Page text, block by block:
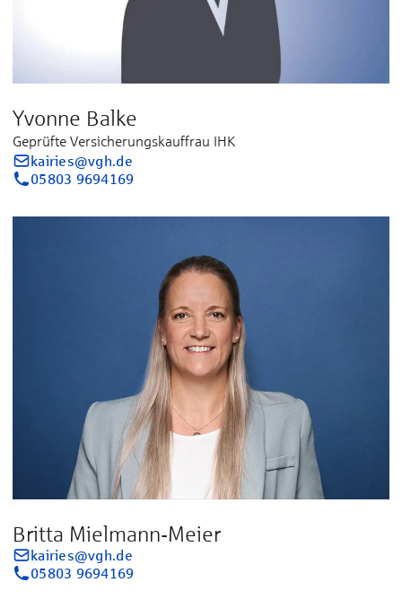
Yvonne Balke
Geprüfte Versicherungskauffrau IHK
kairies@vgh.de
05803 9694169
Britta Mielmann-Meier
kairies@vgh.de
05803 9694169